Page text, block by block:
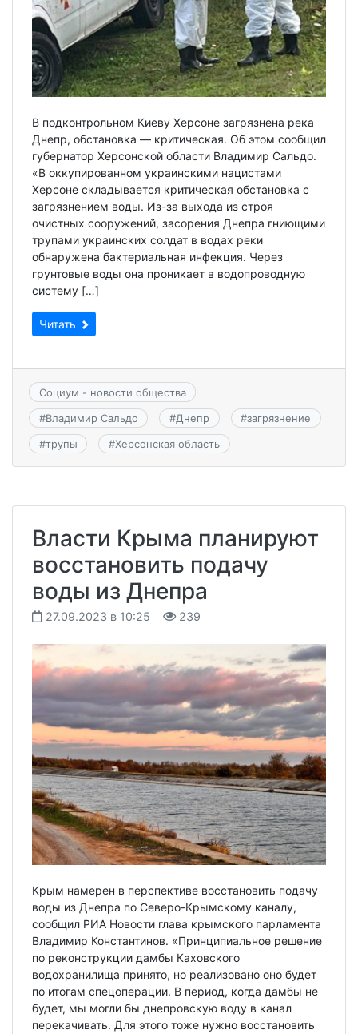
В подконтрольном Киеву Херсоне загрязнена река
Днепр, обстановка — критическая. Об этом сообщил
губернатор Херсонской области Владимир Сальдо.
«В оккупированном украинскими нацистами
Херсоне складывается критическая обстановка с
загрязнением воды. Из-за выхода из строя
очистных сооружений, засорения Днепра гниющими
трупами украинских солдат в водах реки
обнаружена бактериальная инфекция. Через
грунтовые воды она проникает в водопроводную
систему […]
Читать
Социум - новости общества
#Владимир Сальдо #Днепр #загрязнение
#трупы #Херсонская область
Власти Крыма планируют
восстановить подачу
воды из Днепра
27.09.2023 в 10:25 239
Крым намерен в перспективе восстановить подачу
воды из Днепра по Северо-Крымскому каналу,
сообщил РИА Новости глава крымского парламента
Владимир Константинов. «Принципиальное решение
по реконструкции дамбы Каховского
водохранилища принято, но реализовано оно будет
по итогам спецоперации. В период, когда дамбы не
будет, мы могли бы днепровскую воду в канал
перекачивать. Для этого тоже нужно восстановить